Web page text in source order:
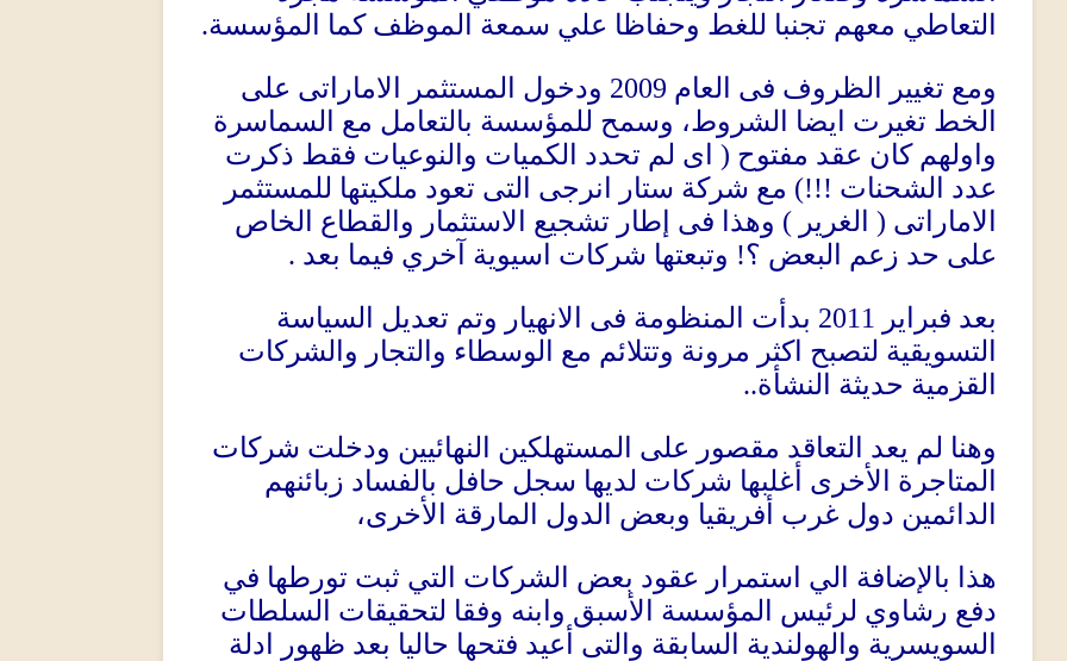
التعاطي معهم تجنبا للغط وحفاظا علي سمعة الموظف كما المؤسسة.
ومع تغيير الظروف فى العام 2009 ودخول المستثمر الاماراتى على
الخط تغيرت ايضا الشروط، وسمح للمؤسسة بالتعامل مع السماسرة
واولهم كان عقد مفتوح ( اى لم تحدد الكميات والنوعيات فقط ذكرت
عدد الشحنات !!!) مع شركة ستار انرجى التى تعود ملكيتها للمستثمر
الاماراتى ( الغرير ) وهذا فى إطار تشجيع الاستثمار والقطاع الخاص
على حد زعم البعض ؟! وتبعتها شركات اسيوية آخري فيما بعد .
بعد فبراير 2011 بدأت المنظومة فى الانهيار وتم تعديل السياسة
التسويقية لتصبح اكثر مرونة وتتلائم مع الوسطاء والتجار والشركات
القزمية حديثة النشأة..
وهنا لم يعد التعاقد مقصور على المستهلكين النهائيين ودخلت شركات
المتاجرة الأخرى أغلبها شركات لديها سجل حافل بالفساد زبائنهم
الدائمين دول غرب أفريقيا وبعض الدول المارقة الأخرى،
هذا بالإضافة الي استمرار عقود بعض الشركات التي ثبت تورطها في
دفع رشاوي لرئيس المؤسسة الأسبق وابنه وفقا لتحقيقات السلطات
السويسرية والهولندية السابقة والتى أعيد فتحها حاليا بعد ظهور ادلة